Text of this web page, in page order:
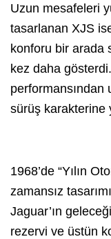
Uzun mesafeleri
tasarlanan XJS
konforu bir arada
kez daha
performansından
sürüş karakterine
1968’de “Yılın
zamansız
Jaguar’ın
rezervi ve üstün